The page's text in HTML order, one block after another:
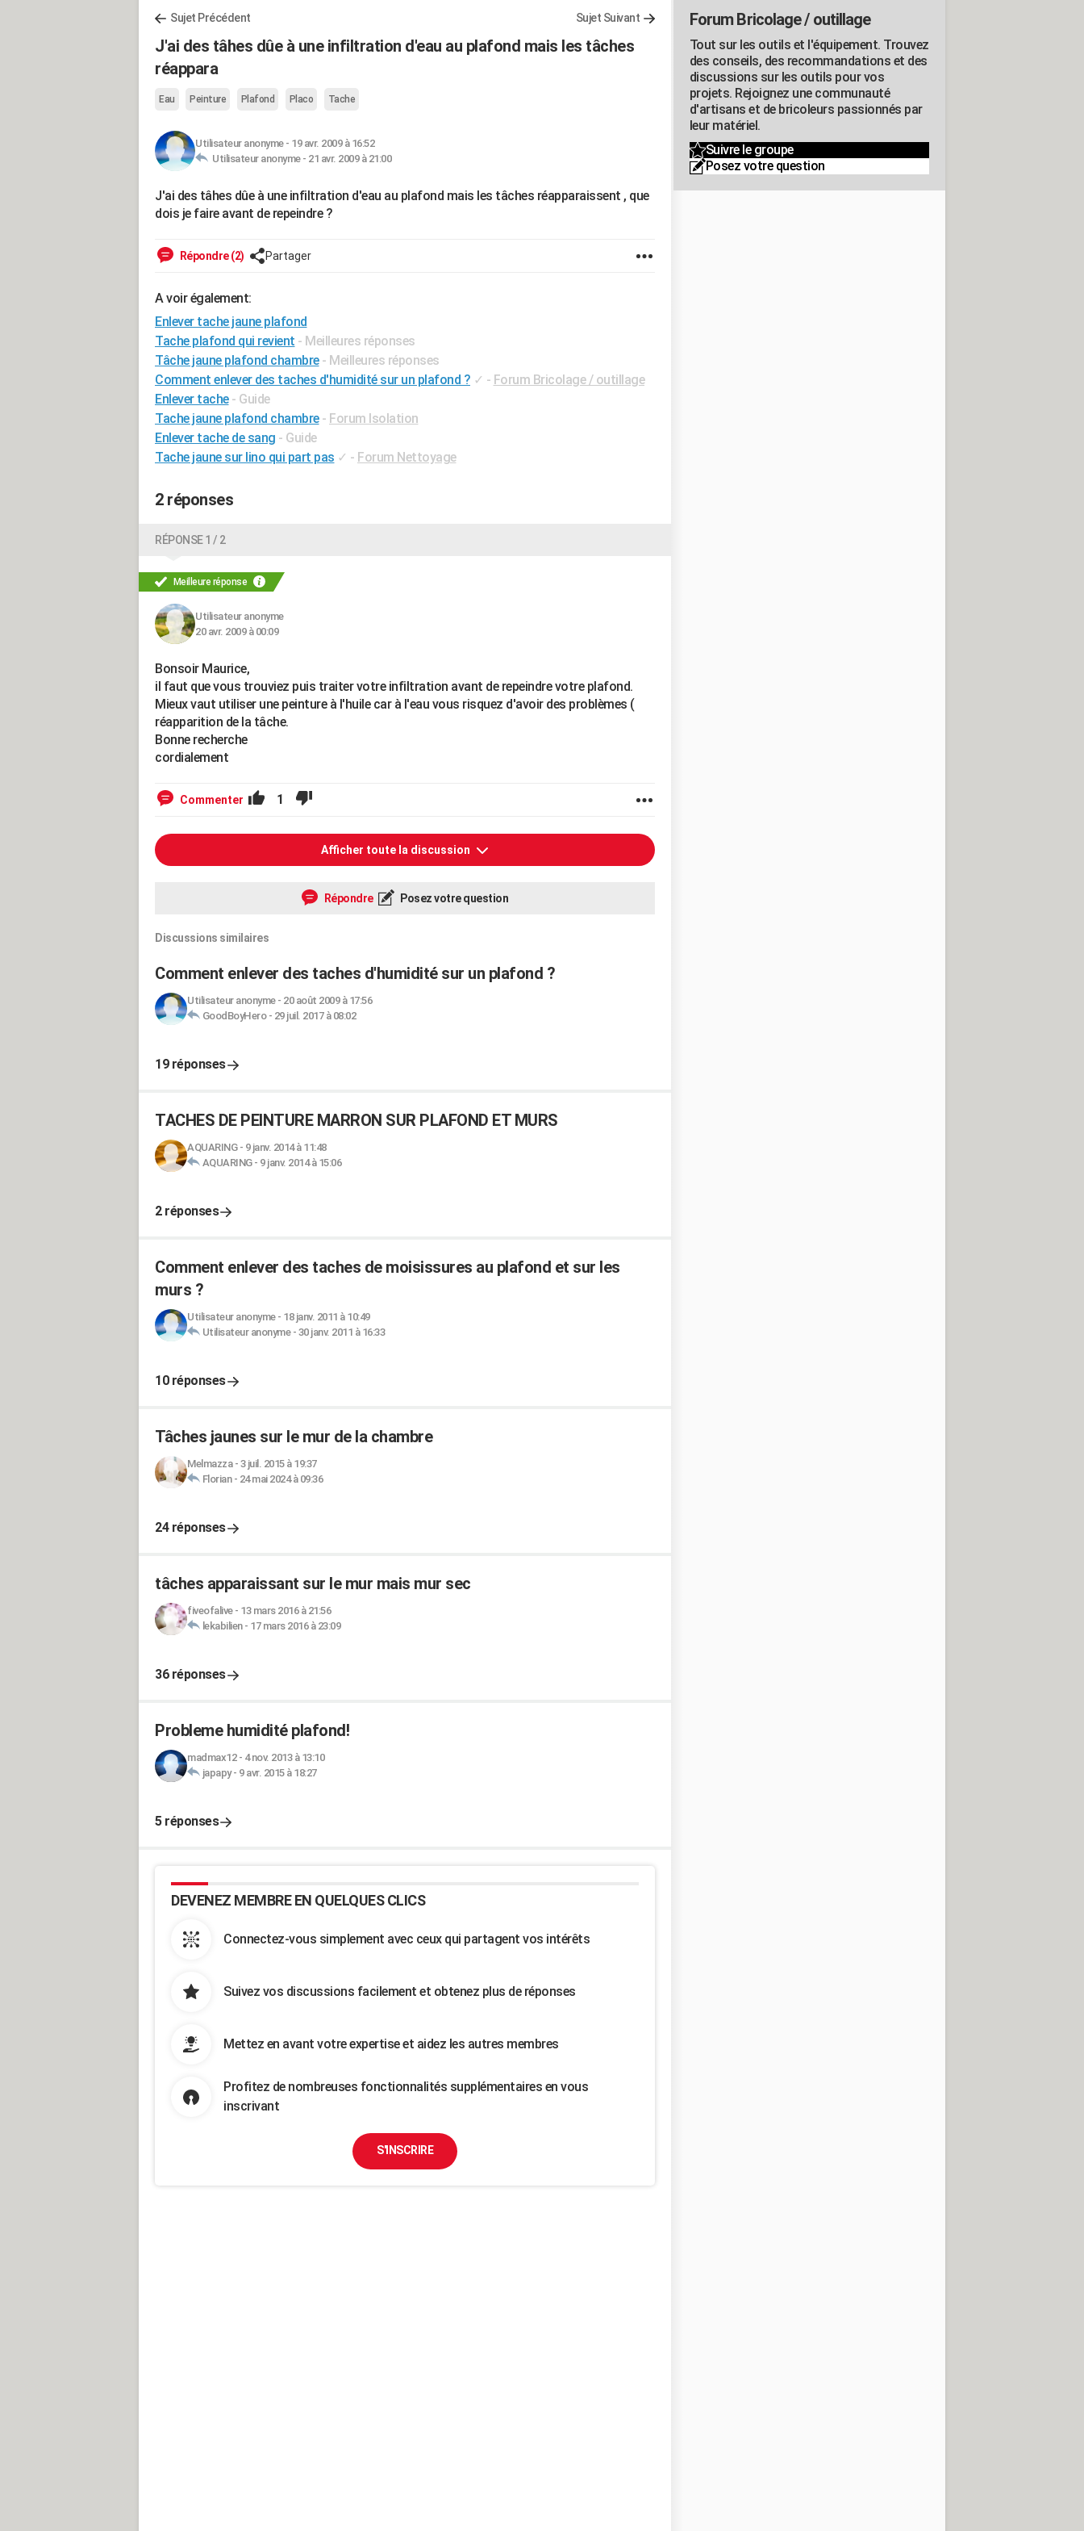
Sujet Précédent Sujet Suivant
J'ai des tâhes dûe à une infiltration d'eau au plafond mais les tâches
réappara
Eau Peinture Plafond Placo Tache
Utilisateur anonyme- 19 avr. 2009 à 16:52
Utilisateur anonyme - 21 avr. 2009 à 21:00
J'ai des tâhes dûe à une infiltration d'eau au plafond mais les tâches réapparaissent , que
dois je faire avant de repeindre ?
Répondre (2) Partager
A voir également:
Enlever tache jaune plafond
Tache plafond qui revient - Meilleures réponses
Tâche jaune plafond chambre - Meilleures réponses
Comment enlever des taches d'humidité sur un plafond ? ✓ - Forum Bricolage / outillage
Enlever tache - Guide
Tache jaune plafond chambre - Forum Isolation
Enlever tache de sang - Guide
Tache jaune sur lino qui part pas ✓ - Forum Nettoyage
2 réponses
RÉPONSE 1 / 2
Meilleure réponse
Utilisateur anonyme
20 avr. 2009 à 00:09
Bonsoir Maurice,
il faut que vous trouviez puis traiter votre infiltration avant de repeindre votre plafond.
Mieux vaut utiliser une peinture à l'huile car à l'eau vous risquez d'avoir des problèmes (
réapparition de la tâche.
Bonne recherche
cordialement
Commenter 1
Afficher toute la discussion
Répondre Posez votre question
Discussions similaires
Comment enlever des taches d'humidité sur un plafond ?
Utilisateur anonyme- 20 août 2009 à 17:56
GoodBoyHero- 29 juil. 2017 à 08:02
19 réponses
TACHES DE PEINTURE MARRON SUR PLAFOND ET MURS
AQUARING- 9 janv. 2014 à 11:48
AQUARING- 9 janv. 2014 à 15:06
2 réponses
Comment enlever des taches de moisissures au plafond et sur les
murs ?
Utilisateur anonyme- 18 janv. 2011 à 10:49
Utilisateur anonyme- 30 janv. 2011 à 16:33
10 réponses
Tâches jaunes sur le mur de la chambre
Melmazza- 3 juil. 2015 à 19:37
Florian- 24 mai 2024 à 09:36
24 réponses
tâches apparaissant sur le mur mais mur sec
fiveofalive- 13 mars 2016 à 21:56
lekabilien- 17 mars 2016 à 23:09
36 réponses
Probleme humidité plafond!
madmax12- 4 nov. 2013 à 13:10
japapy- 9 avr. 2015 à 18:27
5 réponses
DEVENEZ MEMBRE EN QUELQUES CLICS
Connectez-vous simplement avec ceux qui partagent vos intérêts
Suivez vos discussions facilement et obtenez plus de réponses
Mettez en avant votre expertise et aidez les autres membres
Profitez de nombreuses fonctionnalités supplémentaires en vous
inscrivant
S'INSCRIRE
Forum Bricolage / outillage
Tout sur les outils et l'équipement. Trouvez
des conseils, des recommandations et des
discussions sur les outils pour vos
projets. Rejoignez une communauté
d'artisans et de bricoleurs passionnés par
leur matériel.
Suivre le groupe
Posez votre question